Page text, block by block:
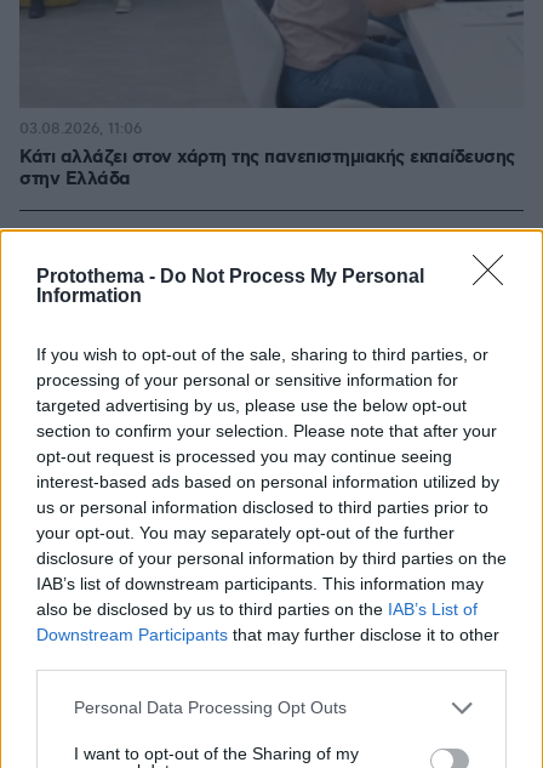
Protothema - Do Not Process My Personal
Information
If you wish to opt-out of the sale, sharing to third parties, or
processing of your personal or sensitive information for
targeted advertising by us, please use the below opt-out
section to confirm your selection. Please note that after your
opt-out request is processed you may continue seeing
interest-based ads based on personal information utilized by
us or personal information disclosed to third parties prior to
your opt-out. You may separately opt-out of the further
disclosure of your personal information by third parties on the
IAB’s list of downstream participants. This information may
also be disclosed by us to third parties on the IAB’s List of
Downstream Participants that may further disclose it to other
Please note that this website/app uses one or more Google
not limited to your visit or usage behaviour. You may click to
Personal Data Processing Opt Outs
I want to opt-out of the Sharing of my
Κάτι αλλάζει στον χάρτη της πανεπιστημιακής εκπαίδευσης
στην Ελλάδα
03.08.2026, 11:06
Εθνική Τράπεζα: Η κορυφαία επιλογή για τη χρηματοδότηση
μεγάλων έργων
30.07.2026, 15:25
Διασκεδάζουμε υπεύθυνα, επιστρέφουμε με ασφάλεια
29.07.2026, 09:39
ΡΟΗ ΕΙΔΗΣΕΩΝ
Ειδήσεις Δημοφιλή Σχολιασμένα
Είδατε αστερίες στη θάλασσα; Γιατί δεν πρέπει να τους
ξεκολλήσετε
πριν 5 λεπτά
Ρέθυμνο , η εικόνα σε Πρέβελη και Άγιο Βασίλειο
πριν 7 λεπτά
πριν 8 λεπτά